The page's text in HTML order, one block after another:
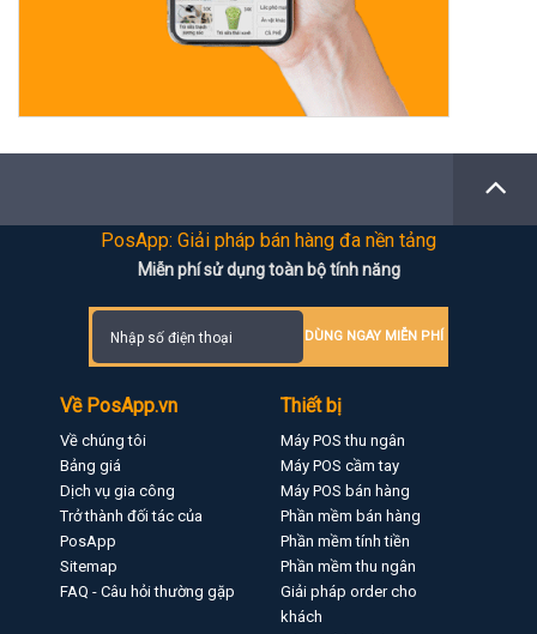
PosApp: Giải pháp bán hàng đa nền tảng
Miễn phí sử dụng toàn bộ tính năng
DÙNG NGAY MIỄN PHÍ
Về PosApp.vn
Về chúng tôi
Bảng giá
Dịch vụ gia công
Trở thành đối tác của
PosApp
Sitemap
FAQ - Câu hỏi thường gặp
Thiết bị
Máy POS thu ngân
Máy POS cầm tay
Máy POS bán hàng
Phần mềm bán hàng
Phần mềm tính tiền
Phần mềm thu ngân
Giải pháp order cho
khách